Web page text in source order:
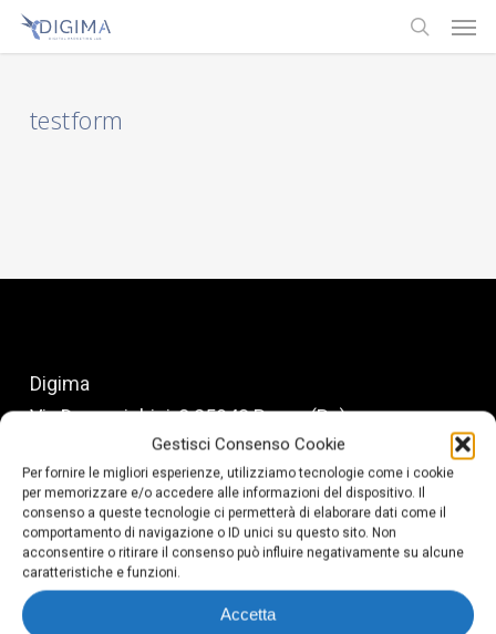
Gestisci Consenso Cookie
Per fornire le migliori esperienze, utilizziamo tecnologie come i cookie
per memorizzare e/o accedere alle informazioni del dispositivo. Il
consenso a queste tecnologie ci permetterà di elaborare dati come il
comportamento di navigazione o ID unici su questo sito. Non
acconsentire o ritirare il consenso può influire negativamente su alcune
caratteristiche e funzioni.
Accetta
Skip
to
content
search
testform
Digima
Via Domenighini, 8 25043 Breno (Bs)
P.Iva 03026150981
Via degli Emigranti, 9
25040 Cividate Camuno
T: +39 335 700 79 33
Menu